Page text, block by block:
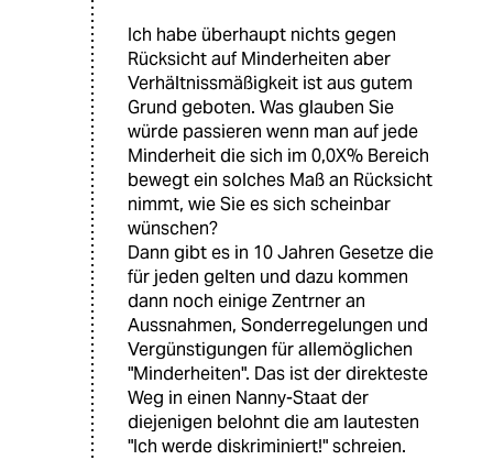
Ich habe überhaupt nichts gegen
Rücksicht auf Minderheiten aber
Verhältnissmäßigkeit ist aus gutem
Grund geboten. Was glauben Sie
würde passieren wenn man auf jede
Minderheit die sich im 0,0X% Bereich
bewegt ein solches Maß an Rücksicht
nimmt, wie Sie es sich scheinbar
wünschen?
Dann gibt es in 10 Jahren Gesetze die
für jeden gelten und dazu kommen
dann noch einige Zentrner an
Aussnahmen, Sonderregelungen und
Vergünstigungen für allemöglichen
"Minderheiten". Das ist der direkteste
Weg in einen Nanny-Staat der
diejenigen belohnt die am lautesten
"Ich werde diskriminiert!" schreien.